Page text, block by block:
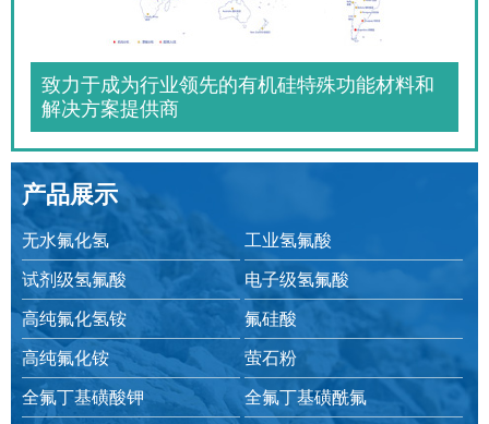
致力于成为行业领先的有机硅特殊功能材料和
解决方案提供商
产品展示
无水氟化氢
工业氢氟酸
试剂级氢氟酸
电子级氢氟酸
高纯氟化氢铵
氟硅酸
高纯氟化铵
萤石粉
全氟丁基磺酸钾
全氟丁基磺酰氟